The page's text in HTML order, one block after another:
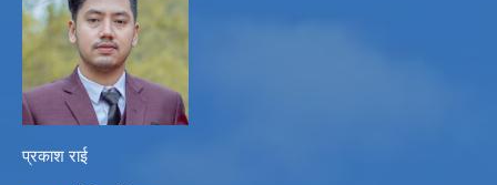
प्रकाश राई